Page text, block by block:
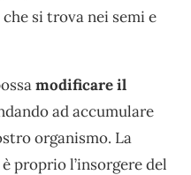
si trova nei semi e
modificare il
ad accumulare
organismo. La
proprio l’insorgere del